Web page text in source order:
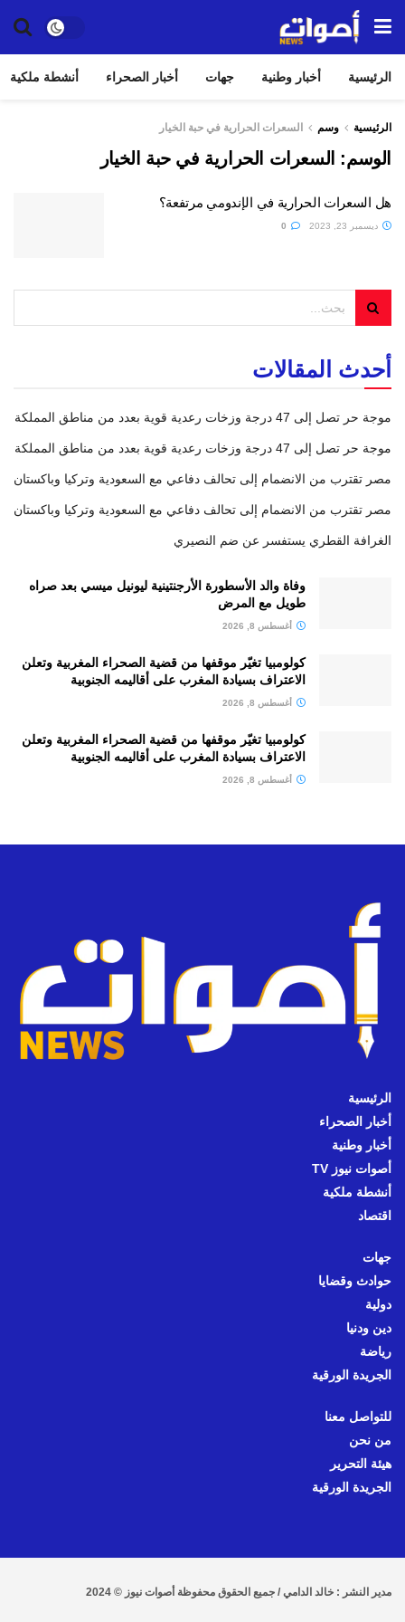
الرئيسية أخبار وطنية جهات أخبار الصحراء أنشطة ملكية
الرئيسية وسم السعرات الحرارية في حبة الخيار
الوسم: السعرات الحرارية في حبة الخيار
هل السعرات الحرارية في الإندومي مرتفعة؟
ديسمبر 23, 2023
أحدث المقالات
موجة حر تصل إلى 47 درجة وزخات رعدية قوية بعدد من مناطق المملكة
موجة حر تصل إلى 47 درجة وزخات رعدية قوية بعدد من مناطق المملكة
مصر تقترب من الانضمام إلى تحالف دفاعي مع السعودية وتركيا وباكستان
مصر تقترب من الانضمام إلى تحالف دفاعي مع السعودية وتركيا وباكستان
الغرافة القطري يستفسر عن ضم النصيري
وفاة والد الأسطورة الأرجنتينية ليونيل ميسي بعد صراه
طويل مع المرض
أغسطس 8, 2026
كولومبيا تغيّر موقفها من قضية الصحراء المغربية وتعلن
الاعتراف بسيادة المغرب على أقاليمه الجنوبية
أغسطس 8, 2026
كولومبيا تغيّر موقفها من قضية الصحراء المغربية وتعلن
الاعتراف بسيادة المغرب على أقاليمه الجنوبية
أغسطس 8, 2026
الرئيسية
أخبار الصحراء
أخبار وطنية
أصوات نيوز TV
أنشطة ملكية
اقتصاد
جهات
حوادث وقضايا
دولية
دين ودنيا
رياضة
الجريدة الورقية
للتواصل معنا
من نحن
هيئة التحرير
الجريدة الورقية
مدير النشر : خالد الدامي / جميع الحقوق محفوظة أصوات نيوز © 2024